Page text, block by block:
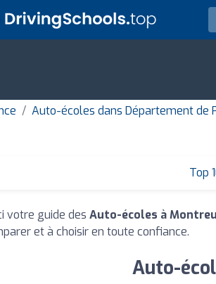
Auto-écoles dans Département de
Top
votre guide des Auto-écoles à
et à choisir en toute confiance.
Auto-